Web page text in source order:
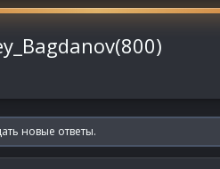
новые ответы.